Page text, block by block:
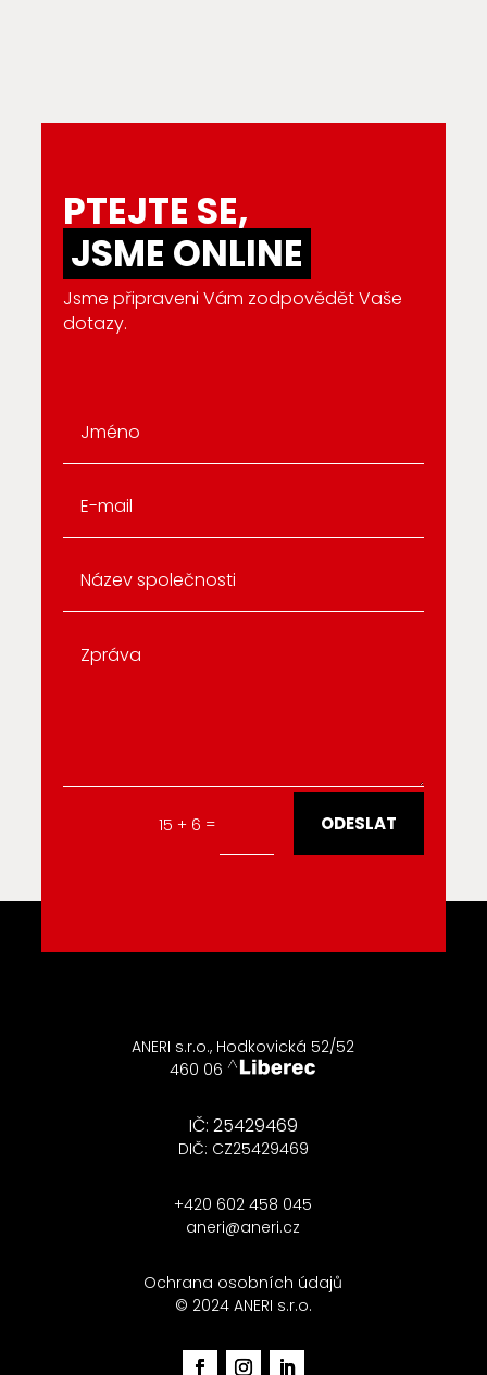
PTEJTE SE,
JSME ONLINE
Jsme připraveni Vám zodpovědět Vaše
dotazy.
15 + 6 = ODESLAT
ANERI s.r.o., Hodkovická 52/52
460 06
IČ: 25429469
DIČ: CZ25429469
+420 602 458 045
aneri@aneri.cz
Ochrana osobních údajů
© 2024 ANERI s.r.o.